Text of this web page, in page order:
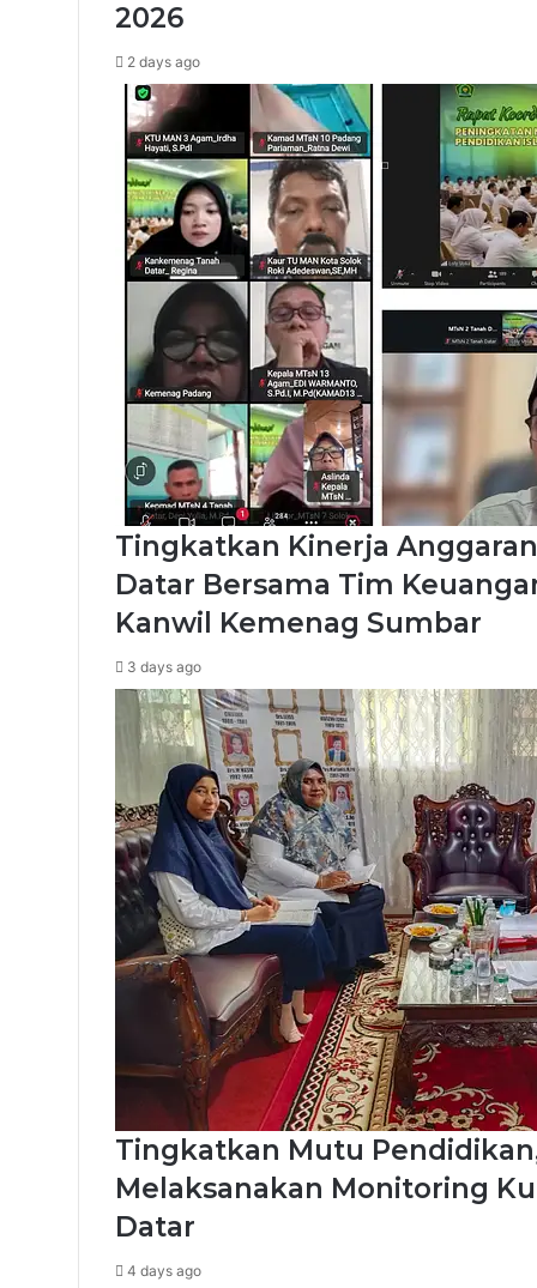
2026
2 days ago
Tingkatkan Kinerja
Datar Bersama Tim
Kanwil Kemenag Sumbar
3 days ago
Tingkatkan Mutu
Melaksanakan Monitoring
Datar
4 days ago